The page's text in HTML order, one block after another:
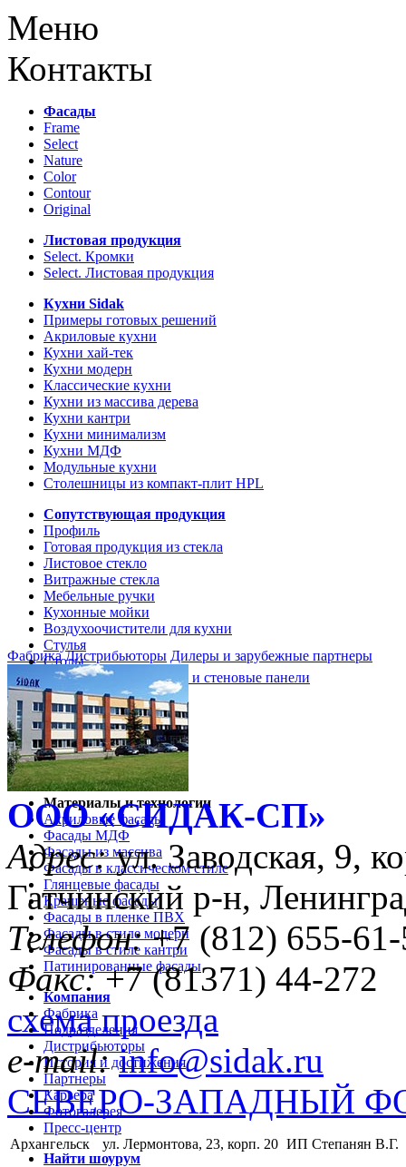
Меню
Контакты
Фасады
Frame
Select
Nature
Color
Contour
Original
Листовая продукция
Select. Кромки
Select. Листовая продукция
Кухни Sidak
Примеры готовых решений
Акриловые кухни
Кухни хай-тек
Кухни модерн
Классические кухни
Кухни из массива дерева
Кухни кантри
Кухни минимализм
Кухни МДФ
Модульные кухни
Столешницы из компакт-плит HPL
Сопутствующая продукция
Профиль
Готовая продукция из стекла
Листовое стекло
Витражные стекла
Мебельные ручки
Кухонные мойки
Воздухоочистители для кухни
Стулья
Столы
Кухонные столешницы и стеновые панели
Кухни и мебель
Кухни Softline Marine
Кухни Сидак-СП
Гид по декорам
Материалы и технологии
Акриловые фасады
Фасады МДФ
Фасады из массива
Фасады в классическом стиле
Глянцевые фасады
Крашеные фасады
Фасады в пленке ПВХ
Фасады в стиле модерн
Фасады в стиле кантри
Патинированные фасады
Компания
Фабрика
Подразделения
Дистрибьюторы
История и достижения
Партнеры
Карьера
Фотогалерея
Пресс-центр
Найти шоурум
Фабрика Дистрибьюторы Дилеры и зарубежные партнеры
ООО «CИДАК-СП»
Адрес:ул. Заводская, 9,
Гатчинский р-н,
Телефон:+7 (812) 655-
Факс:+7 (81371) 44-272
схема проезда
e-mail: info@sidak.ru
СЕВЕРО-ЗАПАДНЫЙ
Архангельск ул. Лермонтова, 23, корп. 20 ИП Степанян В.Г.